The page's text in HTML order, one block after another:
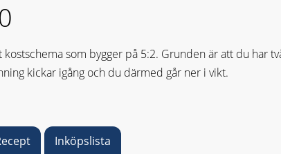
som bygger på 5:2. Grunden är att du har
kickar igång och du därmed går ner i vikt.
Inköpslista